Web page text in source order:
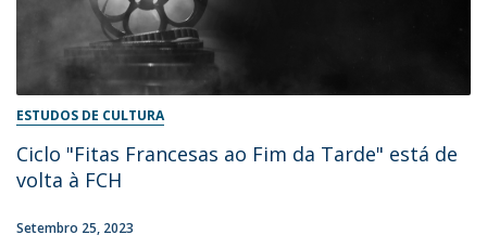
ESTUDOS DE CULTURA
Ciclo "Fitas Francesas ao Fim da Tarde" está de
volta à FCH
Setembro 25, 2023